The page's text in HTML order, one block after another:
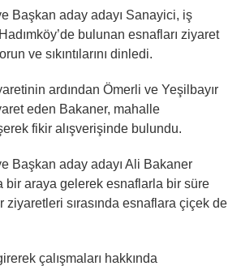
Başkan aday adayı Sanayici, iş
bulunan esnafları ziyaret
ve sıkıntılarını dinledi.
ardından Ömerli ve Yeşilbayır
eden Bakaner, mahalle
fikir alışverişinde bulundu.
Başkan aday adayı Ali Bakaner
bir araya gelerek esnaflarla bir süre
ziyaretleri sırasında esnaflara çiçek de
çalışmaları hakkında